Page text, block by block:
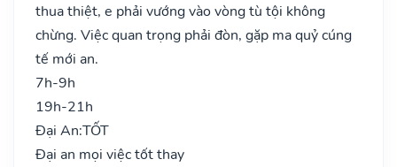
thua thiệt, e phải vướng vào vòng tù tội không
chừng. Việc quan trọng phải đòn, gặp ma quỷ cúng
tế mới an.
7h-9h
19h-21h
Đại An:TỐT
Đại an mọi việc tốt thay